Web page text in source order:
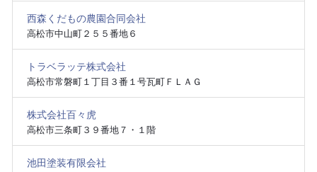
西森くだもの農園合同会社
高松市中山町２５５番地６
トラベラッテ株式会社
高松市常磐町１丁目３番１号瓦町ＦＬＡＧ
株式会社百々虎
高松市三条町３９番地７・１階
池田塗装有限会社